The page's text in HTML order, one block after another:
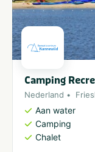
Camping
Nederland
Aan water
Camping
Chalet